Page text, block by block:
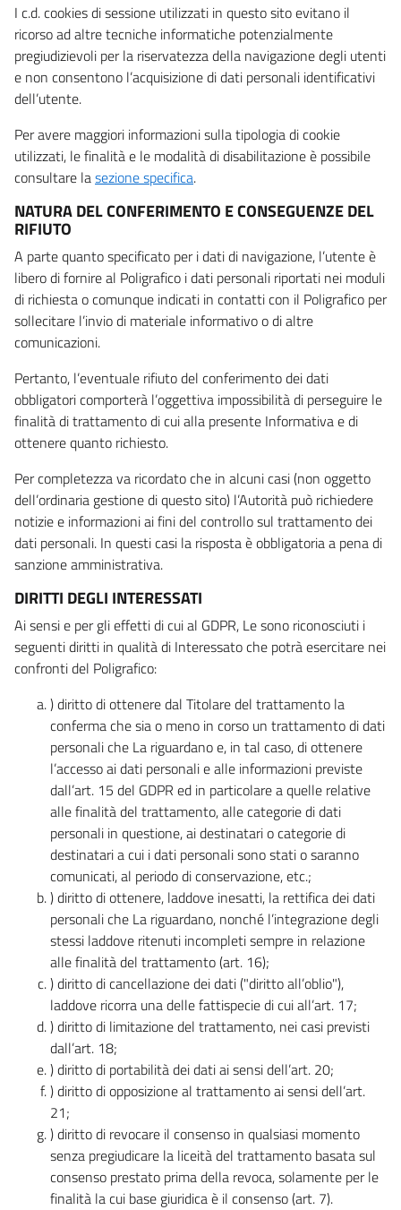
I c.d. cookies di sessione utilizzati in questo sito evitano il
ricorso ad altre tecniche informatiche potenzialmente
pregiudizievoli per la riservatezza della navigazione degli utenti
e non consentono l’acquisizione di dati personali identificativi
dell’utente.
Per avere maggiori informazioni sulla tipologia di cookie
utilizzati, le finalità e le modalità di disabilitazione è possibile
consultare lasezione specifica.
NATURA DEL CONFERIMENTO E CONSEGUENZE DEL
RIFIUTO
A parte quanto specificato per i dati di navigazione, l’utente è
libero di fornire al Poligrafico i dati personali riportati nei moduli
di richiesta o comunque indicati in contatti con il Poligrafico per
sollecitare l’invio di materiale informativo o di altre
comunicazioni.
Pertanto, l’eventuale rifiuto del conferimento dei dati
obbligatori comporterà l’oggettiva impossibilità di perseguire le
finalità di trattamento di cui alla presente Informativa e di
ottenere quanto richiesto.
Per completezza va ricordato che in alcuni casi (non oggetto
dell’ordinaria gestione di questo sito) l’Autorità può richiedere
notizie e informazioni ai fini del controllo sul trattamento dei
dati personali. In questi casi la risposta è obbligatoria a pena di
sanzione amministrativa.
DIRITTI DEGLI INTERESSATI
Ai sensi e per gli effetti di cui al GDPR, Le sono riconosciuti i
seguenti diritti in qualità di Interessato che potrà esercitare nei
confronti del Poligrafico:
) diritto di ottenere dal Titolare del trattamento la
conferma che sia o meno in corso un trattamento di dati
personali che La riguardano e, in tal caso, di ottenere
l’accesso ai dati personali e alle informazioni previste
dall’art. 15 del GDPR ed in particolare a quelle relative
alle finalità del trattamento, alle categorie di dati
personali in questione, ai destinatari o categorie di
destinatari a cui i dati personali sono stati o saranno
comunicati, al periodo di conservazione, etc.;
) diritto di ottenere, laddove inesatti, la rettifica dei dati
personali che La riguardano, nonché l’integrazione degli
stessi laddove ritenuti incompleti sempre in relazione
alle finalità del trattamento (art. 16);
) diritto di cancellazione dei dati ("diritto all’oblio"),
laddove ricorra una delle fattispecie di cui all’art. 17;
) diritto di limitazione del trattamento, nei casi previsti
dall’art. 18;
) diritto di portabilità dei dati ai sensi dell’art. 20;
) diritto di opposizione al trattamento ai sensi dell’art.
21;
) diritto di revocare il consenso in qualsiasi momento
senza pregiudicare la liceità del trattamento basata sul
consenso prestato prima della revoca, solamente per le
finalità la cui base giuridica è il consenso (art. 7).